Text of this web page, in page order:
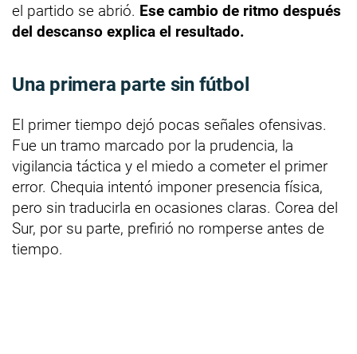
el partido se abrió. Ese cambio de ritmo después
del descanso explica el resultado.
Una primera parte sin fútbol
El primer tiempo dejó pocas señales ofensivas.
Fue un tramo marcado por la prudencia, la
vigilancia táctica y el miedo a cometer el primer
error. Chequia intentó imponer presencia física,
pero sin traducirla en ocasiones claras. Corea del
Sur, por su parte, prefirió no romperse antes de
tiempo.